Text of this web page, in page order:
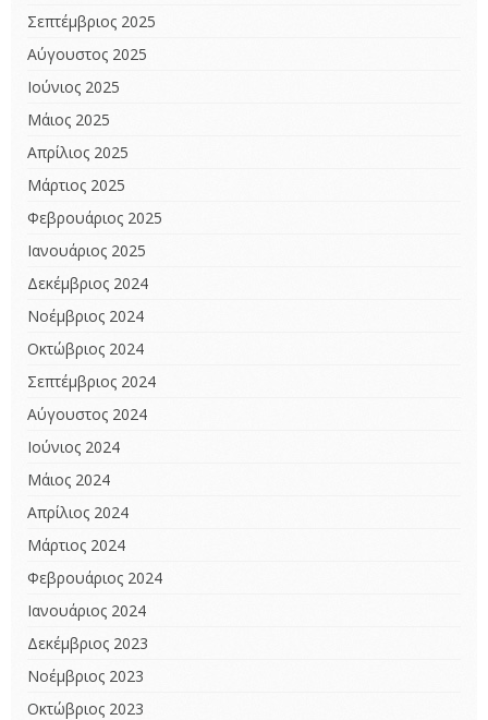
Σεπτέμβριος 2025
Αύγουστος 2025
Ιούνιος 2025
Μάιος 2025
Απρίλιος 2025
Μάρτιος 2025
Φεβρουάριος 2025
Ιανουάριος 2025
Δεκέμβριος 2024
Νοέμβριος 2024
Οκτώβριος 2024
Σεπτέμβριος 2024
Αύγουστος 2024
Ιούνιος 2024
Μάιος 2024
Απρίλιος 2024
Μάρτιος 2024
Φεβρουάριος 2024
Ιανουάριος 2024
Δεκέμβριος 2023
Νοέμβριος 2023
Οκτώβριος 2023